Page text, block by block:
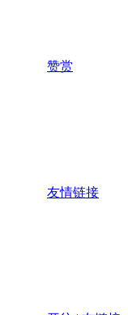
赞赏
友情链接